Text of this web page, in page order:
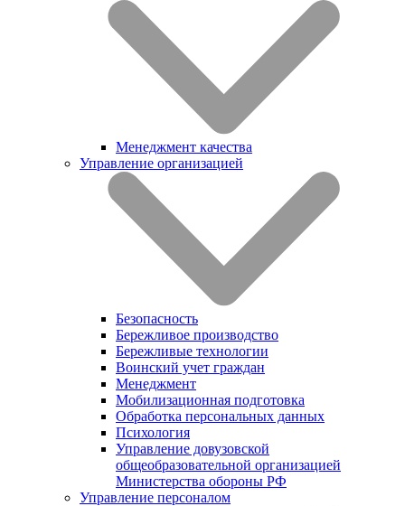
Менеджмент качества
Управление организацией
Безопасность
Бережливое производство
Бережливые технологии
Воинский учет граждан
Менеджмент
Мобилизационная подготовка
Обработка персональных данных
Психология
Управление довузовской
общеобразовательной организацией
Министерства обороны РФ
Управление персоналом